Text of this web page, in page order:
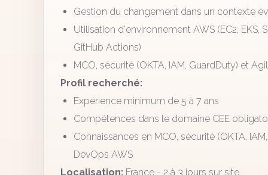
Gestion du changement dans un contexte
Utilisation d'environnement AWS (EC2, EKS,
GitHub Actions)
MCO, sécurité (OKTA, IAM, GuardDuty) et
Profil recherché:
Expérience minimum de 5 à 7 ans
Compétences dans le domaine CEE
Connaissances en MCO, sécurité (OKTA,
DevOps AWS
Localisation: France - 2 à 3 jours sur site.